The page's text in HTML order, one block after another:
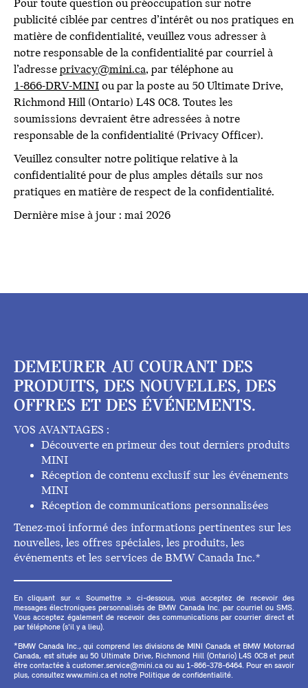
Pour toute question ou préoccupation sur notre
publicité ciblée par centres d’intérêt ou nos pratiques en
matière de confidentialité, veuillez vous adresser à
notre responsable de la confidentialité par courriel à
l’adresse privacy@mini.ca, par téléphone au
1-866-DRV-MINI ou par la poste au 50 Ultimate Drive,
Richmond Hill (Ontario) L4S 0C8. Toutes les
soumissions devraient être adressées à notre
responsable de la confidentialité (Privacy Officer).
Veuillez consulter notre politique relative à la
confidentialité pour de plus amples détails sur nos
pratiques en matière de respect de la confidentialité.
Dernière mise à jour : mai 2026
DEMEURER AU COURANT DES
PRODUITS, DES NOUVELLES, DES
OFFRES ET DES ÉVÉNEMENTS.
VOS AVANTAGES :
Découverte en primeur des tout derniers produits
MINI
Réception de contenu exclusif sur les événements
MINI
Réception de communications personnalisées
Tenez-moi informé des informations pertinentes sur les
nouvelles, les offres spéciales, les produits, les
événements et les services de BMW Canada Inc.*
En cliquant sur « Soumettre » ci-dessous, vous acceptez de recevoir des
messages électroniques personnalisés de BMW Canada Inc. par courriel ou SMS.
Vous acceptez également de recevoir des communications par courrier direct et
par téléphone (s'il y a lieu).
*BMW Canada Inc., qui comprend les divisions de MINI Canada et BMW Motorrad
Canada, est située au 50 Ultimate Drive, Richmond Hill (Ontario) L4S 0C8 et peut
être contactée à customer.service@mini.ca ou au 1-866-378-6464. Pour en savoir
plus, consultez www.mini.ca et notre Politique de confidentialité.